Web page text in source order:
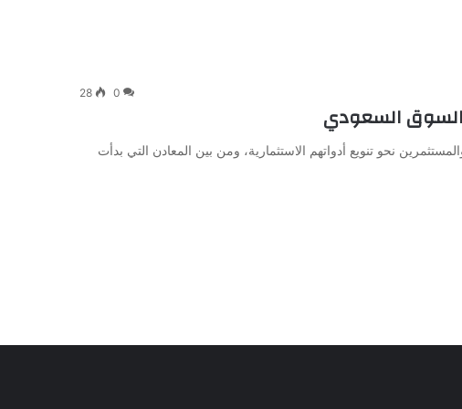
0
28
السوق السعودي
نحو تنويع أدواتهم الاستثمارية، ومن بين المعادن التي بدأت